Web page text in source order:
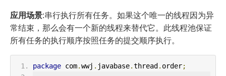
应用场景:串行执行所有任务。如果这个唯一的线程因为异
常结束，那么会有一个新的线程来替代它。此线程池保证
所有任务的执行顺序按照任务的提交顺序执行。
package com.wwj . javabase.thread . order;